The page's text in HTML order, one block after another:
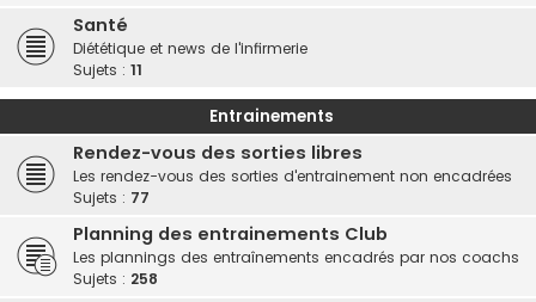
Santé
Diététique et news de l'infirmerie
Sujets : 11
Entrainements
Rendez-vous des sorties libres
Les rendez-vous des sorties d'entrainement non encadrées
Sujets : 77
Planning des entrainements Club
Les plannings des entraînements encadrés par nos coachs
Sujets : 258